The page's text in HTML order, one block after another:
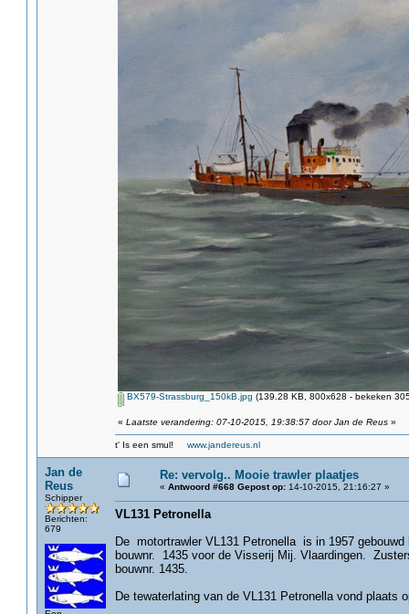
BX579-Strassburg_150kB.jpg (139.28 KB, 800x628 - bekeken
« Laatste verandering: 07-10-2015, 19:38:57 door Jan de Reus»
t' Is een smul! www.jandereus.nl
Jan de
Reus
Schipper
Berichten:
679
Re: vervolg.. Mooie trawler plaatjes
« Antwoord #668 Gepost op:14-10-2015, 21:16:27 »
VL131 Petronella
De motortrawler VL131 Petronella is in 1957
bouwnr. 1435 voor de Visserij Mij. Vlaardingen.
bouwnr. 1435.
De tewaterlating van de VL131 Petronella vond plaats